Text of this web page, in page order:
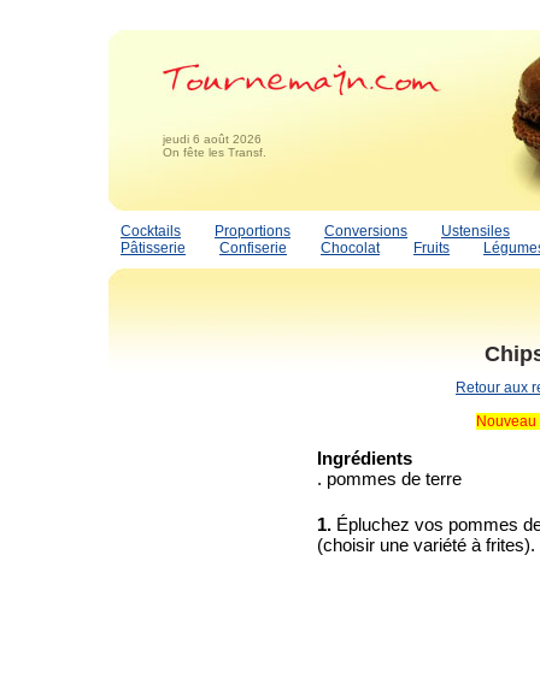
jeudi 6 août 2026
On fête les Transf.
Cocktails Proportions Conversions
Ustensiles
Pâtisserie
Confiserie Chocolat Fruits
Retour aux
Ingrédients
. pommes de terre
1. Épluchez vos pommes
(choisir une variété à frites).